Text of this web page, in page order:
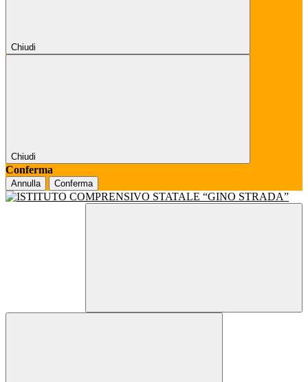
Chiudi
Chiudi
Conferma
Annulla Conferma